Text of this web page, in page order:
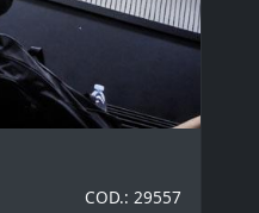
COD.: 29557